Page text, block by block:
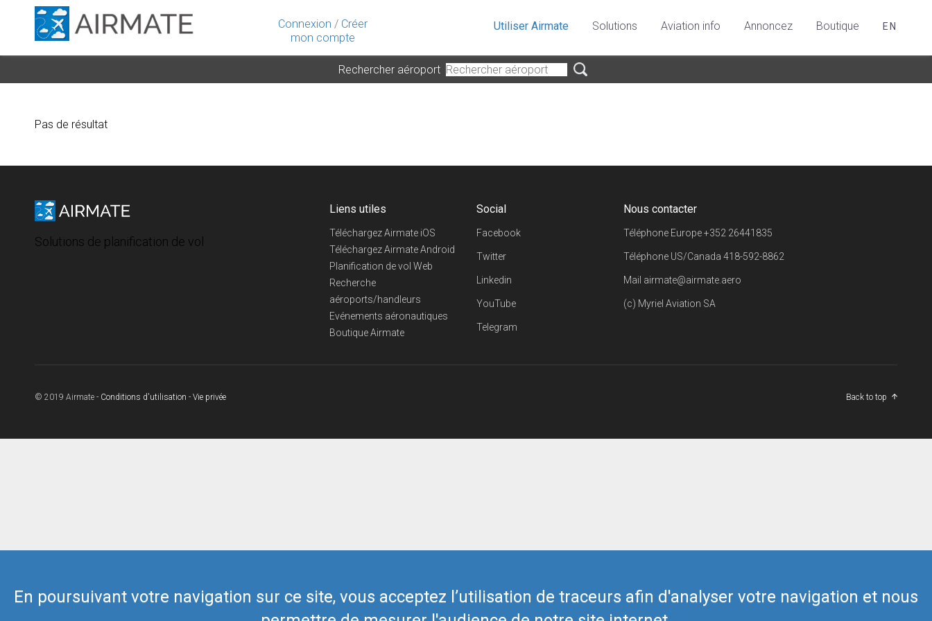
Connexion / Créer
mon compte
En poursuivant votre navigation sur ce site, vous acceptez l’utilisation de traceurs afin d'analyser votre navigation et nous
Utiliser Airmate Solutions Aviation info Annoncez Boutique EN
Rechercher aéroport
Pas de résultat
Solutions de planification de vol
Liens utiles
Téléchargez Airmate iOS
Téléchargez Airmate Android
Planification de vol Web
Recherche
aéroports/handleurs
Evénements aéronautiques
Boutique Airmate
Social
Facebook
Twitter
Linkedin
YouTube
Telegram
Nous contacter
Téléphone Europe+352 26441835
Téléphone US/Canada418-592-8862
Mail airmate@airmate.aero
(c) Myriel Aviation SA
© 2019 Airmate - Conditions d'utilisation - Vie privée Back to top